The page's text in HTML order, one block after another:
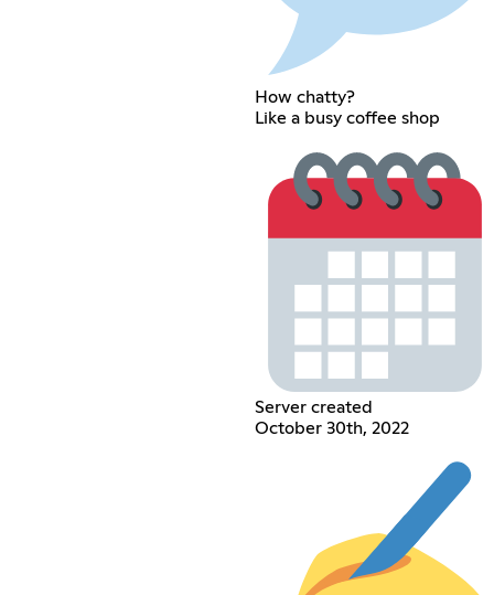
How chatty?
Like a busy coffee shop
Server created
October 30th, 2022